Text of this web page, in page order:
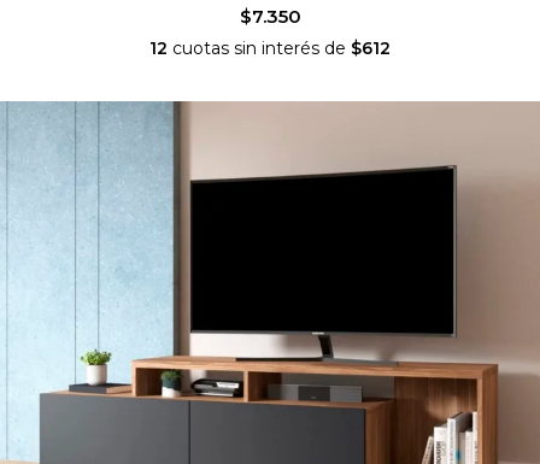
$7.350
12 cuotas sin interés de $612